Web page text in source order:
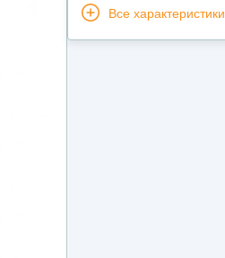
Все характеристики